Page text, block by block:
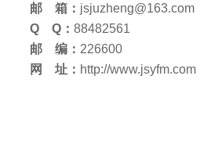
邮 箱： jsjuzheng@163.com
Q Q：88482561
邮 编： 226600
网 址： http://www.jsyfm.com